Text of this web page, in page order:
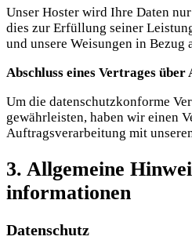
Unser Hoster wird Ihre Daten
dies zur Erfüllung seiner
und unsere Weisungen in Bezug
Abschluss eines Vertrages
Um die datenschutzkonforme
gewährleisten, haben wir einen
Auftragsverarbeitung mit
3. Allgemeine
informationen
Datenschutz